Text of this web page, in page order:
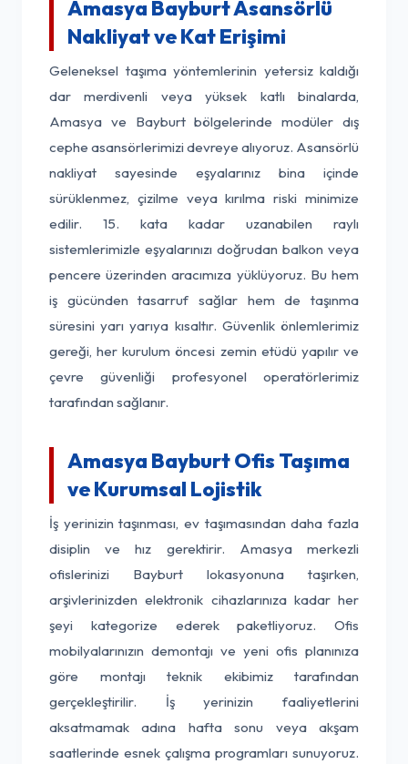
Amasya Bayburt Asansörlü
Nakliyat ve Kat Erişimi
Geleneksel taşıma yöntemlerinin yetersiz kaldığı
dar merdivenli veya yüksek katlı binalarda,
Amasya ve Bayburt bölgelerinde modüler dış
cephe asansörlerimizi devreye alıyoruz. Asansörlü
nakliyat sayesinde eşyalarınız bina içinde
sürüklenmez, çizilme veya kırılma riski minimize
edilir. 15. kata kadar uzanabilen raylı
sistemlerimizle eşyalarınızı doğrudan balkon veya
pencere üzerinden aracımıza yüklüyoruz. Bu hem
iş gücünden tasarruf sağlar hem de taşınma
süresini yarı yarıya kısaltır. Güvenlik önlemlerimiz
gereği, her kurulum öncesi zemin etüdü yapılır ve
çevre güvenliği profesyonel operatörlerimiz
tarafından sağlanır.
Amasya Bayburt Ofis Taşıma
ve Kurumsal Lojistik
İş yerinizin taşınması, ev taşımasından daha fazla
disiplin ve hız gerektirir. Amasya merkezli
ofislerinizi Bayburt lokasyonuna taşırken,
arşivlerinizden elektronik cihazlarınıza kadar her
şeyi kategorize ederek paketliyoruz. Ofis
mobilyalarınızın demontajı ve yeni ofis planınıza
göre montajı teknik ekibimiz tarafından
gerçekleştirilir. İş yerinizin faaliyetlerini
aksatmamak adına hafta sonu veya akşam
saatlerinde esnek çalışma programları sunuyoruz.